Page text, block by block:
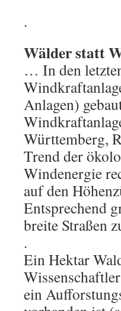
.
Wälder statt
… In den
Anlagen)
Württemberg,
Trend der
Windenergie
auf den
Entsprechend
breite Straßen
.
Ein Hektar
ein